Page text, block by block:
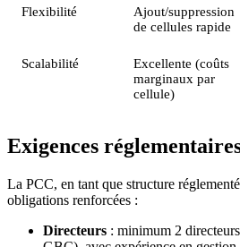
Flexibilité
Ajout/suppression
de cellules rapide
Scalabilité
Excellente (coûts
marginaux par
cellule)
Exigences
La PCC, en tant que structure
obligations renforcées :
Directeurs : minimum 2